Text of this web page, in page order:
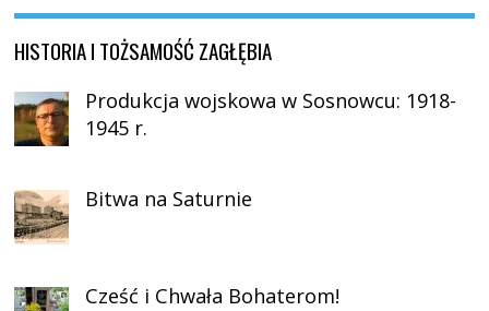
HISTORIA I TOŻSAMOŚĆ ZAGŁĘBIA
Produkcja wojskowa w Sosnowcu: 1918-
1945 r.
Bitwa na Saturnie
Cześć i Chwała Bohaterom!